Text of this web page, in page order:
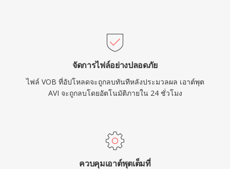
จัดการไฟล์อย่างปลอดภัย
ไฟล์ VOB ที่อัปโหลดจะถูกลบทันทีหลังประมวลผล เอาต์พุต
AVI จะถูกลบโดยอัตโนมัติภายใน 24 ชั่วโมง
ควบคุมเอาต์พุตเต็มที่